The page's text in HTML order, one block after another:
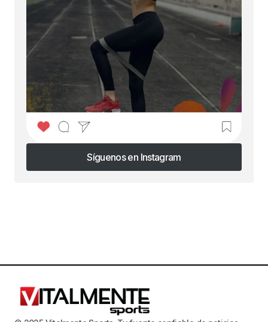
Síguenos en Instagram
Síguenos en Instagram